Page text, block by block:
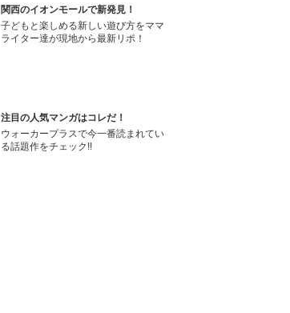
関西のイオンモールで新発見！
子どもと楽しめる新しい遊び方をママ
ライター達が現地から最新リポ！
注目の人気マンガはコレだ！
ウォーカープラスで今一番読まれてい
る話題作をチェック!!